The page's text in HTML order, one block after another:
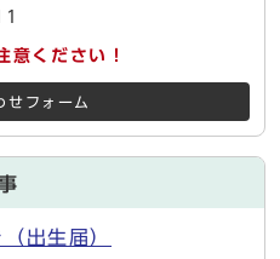
意ください！
せフォーム
出生届）